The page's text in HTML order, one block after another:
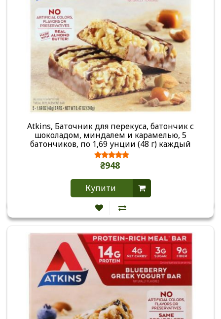
Atkins, Баточник для перекуса, батончик с
шоколадом, миндалем и карамелью, 5
батончиков, по 1,69 унции (48 г) каждый
₴948
Купити